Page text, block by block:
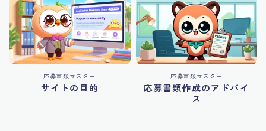
応募書類マスター
サイトの目的
応募書類マスター
応募書類作成のアドバイ
ス